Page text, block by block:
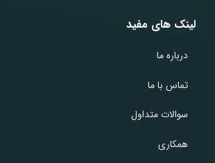
لینک های مفید
درباره ما
تماس با ما
سوالات متداول
همکاری